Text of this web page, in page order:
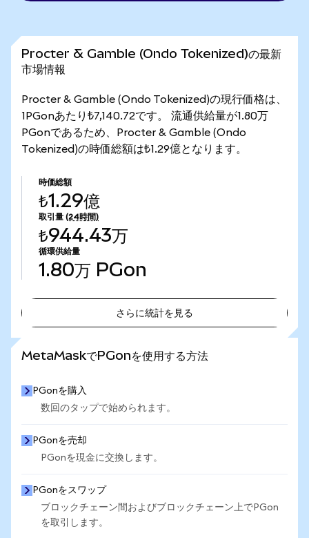
Procter & Gamble (Ondo Tokenized)の最新
市場情報
Procter & Gamble (Ondo Tokenized)の現行価格は、
1PGonあたり₺7,140.72です。 流通供給量が1.80万
PGonであるため、Procter & Gamble (Ondo
Tokenized)の時価総額は₺1.29億となります。
時価総額
₺1.29億
取引量 (24時間)
₺944.43万
循環供給量
1.80万 PGon
さらに統計を見る
MetaMaskでPGonを使用する方法
PGonを購入
数回のタップで始められます。
PGonを売却
PGonを現金に交換します。
PGonをスワップ
ブロックチェーン間およびブロックチェーン上でPGon
を取引します。